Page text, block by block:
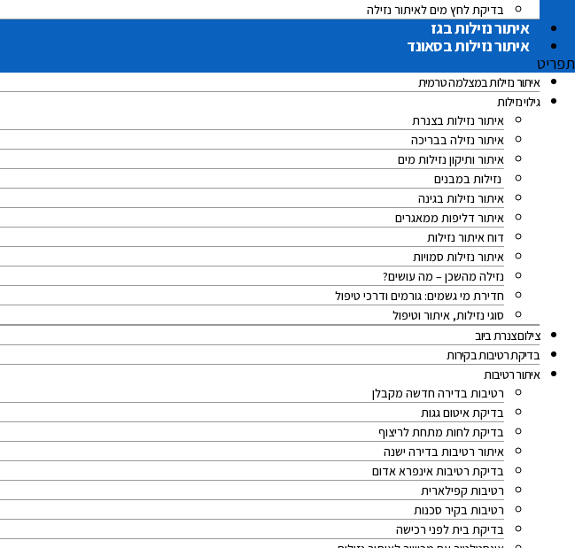
בדיקת לחץ מים לאיתור נזילה
איתור נזילות בגז
איתור נזילות בסאונד
תפריט
איתור נזילות במצלמה טרמית
גילוי נזילות
איתור נזילות בצנרת
איתור נזילה בבריכה
איתור ותיקון נזילות מים
נזילות במבנים
איתור נזילות בגינה
איתור דליפות ממאגרים
דוח איתור נזילות
איתור נזילות סמויות
נזילה מהשכן – מה עושים?
חדירת מי גשמים: גורמים ודרכי טיפול
סוגי נזילות, איתור וטיפול
צילום צנרת ביוב
בדיקת רטיבות בקירות
איתור רטיבות
רטיבות בדירה חדשה מקבלן
בדיקת איטום גגות
בדיקת לחות מתחת לריצוף
איתור רטיבות בדירה ישנה
בדיקת רטיבות אינפרא אדום
רטיבות קפילארית
רטיבות בקיר סכנות
בדיקת בית לפני רכישה